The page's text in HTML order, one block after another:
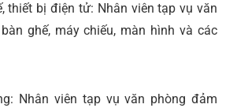
thiết bị điện tử: Nhân viên tạp vụ văn
ghế, máy chiếu, màn hình và các
Nhân viên tạp vụ văn phòng đảm